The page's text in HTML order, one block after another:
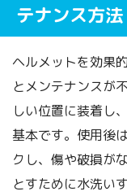
テナンス方法
ヘルメットを効果
とメンテナンスが
しい位置に装着し
基本です。使用後
クし、傷や破損が
とすために水洗い